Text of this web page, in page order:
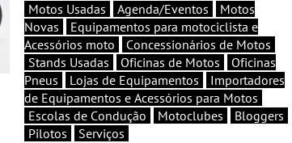
Motos Usadas Agenda/Eventos
Motos
Novas
Equipamentos para motociclista e
Acessórios moto
Concessionários de Motos
Stands Usadas
Oficinas de Motos
Oficinas
Pneus
Lojas de Equipamentos
Importadores
de Equipamentos e Acessórios para Motos
Escolas de Condução
Motoclubes
Bloggers
Pilotos
Serviços